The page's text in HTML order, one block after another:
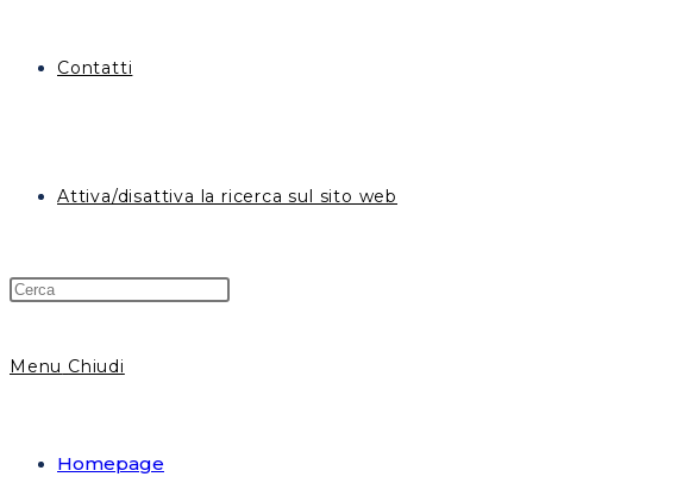
Contatti
Attiva/disattiva la ricerca sul sito web
Menu Chiudi
Homepage